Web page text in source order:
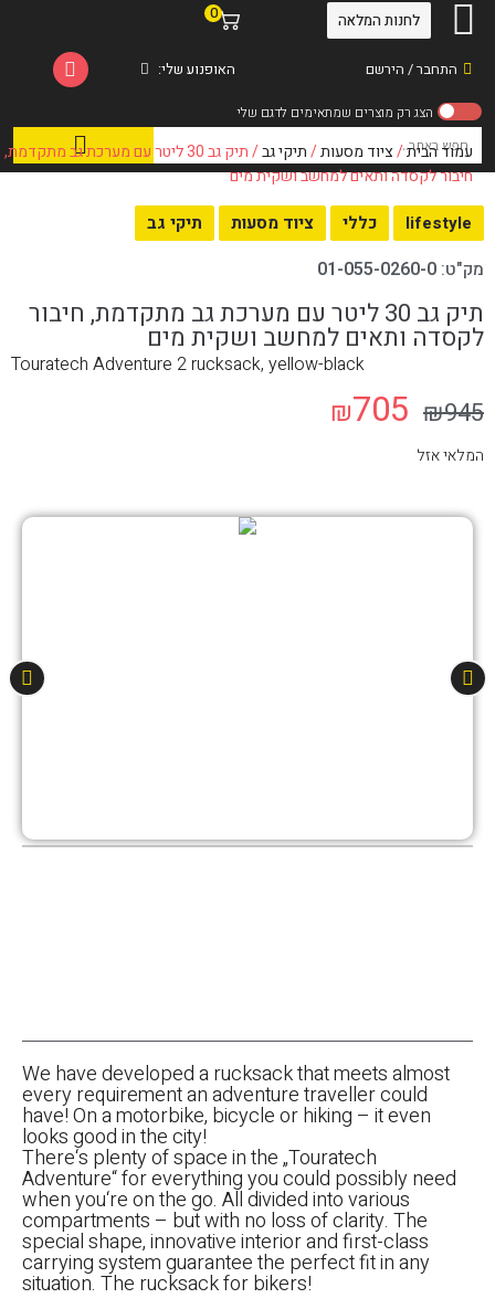
התחבר / הירשם
0
האופנוע שלי:
לחנות המלאה
עמוד הבית/ציוד מסעות/תיקי גב
/ תיק גב 30 ליטר עם מערכת גב מתקדמת,
חיבור לקסדה ותאים למחשב ושקית מים
lifestyle כללי ציוד מסעות תיקי גב
מק"ט: 01-055-0260-0
תיק גב 30 ליטר עם מערכת גב מתקדמת, חיבור
לקסדה ותאים למחשב ושקית מים
Touratech Adventure 2 rucksack, yellow-black
₪945
₪705
המלאי אזל
We have developed a rucksack that meets almost
every requirement an adventure traveller could
have! On a motorbike, bicycle or hiking – it even
looks good in the city!
There‘s plenty of space in the „Touratech
Adventure“ for everything you could possibly need
when you‘re on the go. All divided into various
compartments – but with no loss of clarity. The
special shape, innovative interior and first-class
carrying system guarantee the perfect fit in any
situation. The rucksack for bikers!